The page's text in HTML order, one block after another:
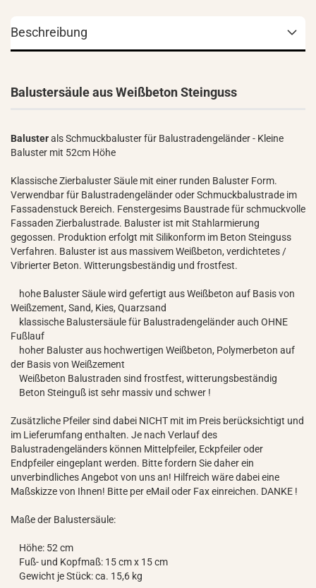
Beschreibung
Balustersäule aus Weißbeton Steinguss
Balusterals Schmuckbaluster für Balustradengeländer - Kleine
Baluster mit 52cm Höhe
Klassische Zierbaluster Säule mit einer runden Baluster Form.
Verwendbar für Balustradengeländer oder Schmuckbalustrade im
Fassadenstuck Bereich. Fenstergesims Baustrade für schmuckvolle
Fassaden Zierbalustrade. Baluster ist mit Stahlarmierung
gegossen. Produktion erfolgt mit Silikonform im Beton Steinguss
Verfahren. Baluster ist aus massivem Weißbeton, verdichtetes /
Vibrierter Beton. Witterungsbeständig und frostfest.
hohe Baluster Säule wird gefertigt aus Weißbeton auf Basis von
Weißzement, Sand, Kies, Quarzsand
klassische Balustersäule für Balustradengeländer auch OHNE
Fußlauf
hoher Baluster aus hochwertigen Weißbeton, Polymerbeton auf
der Basis von Weißzement
Weißbeton Balustraden sind frostfest, witterungsbeständig
Beton Steinguß ist sehr massiv und schwer !
Zusätzliche Pfeiler sind dabei NICHT mit im Preis berücksichtigt und
im Lieferumfang enthalten. Je nach Verlauf des
Balustradengeländers können Mittelpfeiler, Eckpfeiler oder
Endpfeiler eingeplant werden. Bitte fordern Sie daher ein
unverbindliches Angebot von uns an! Hilfreich wäre dabei eine
Maßskizze von Ihnen! Bitte per eMail oder Fax einreichen. DANKE !
Maße der Balustersäule:
Höhe: 52 cm
Fuß- und Kopfmaß: 15 cm x 15 cm
Gewicht je Stück: ca. 15,6 kg